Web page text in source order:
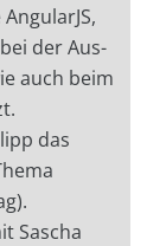
der Aus-
auch beim
das
Sascha